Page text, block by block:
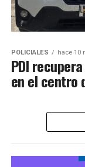
POLICIALES hace 10
PDI
en el centro